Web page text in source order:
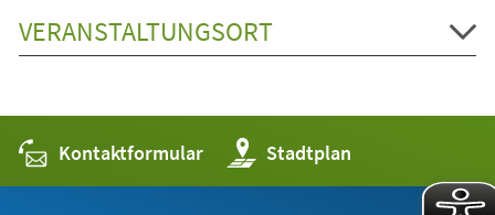
VERANSTALTUNGSORT
Kontaktformular Stadtplan
(Öffnet
in
einem